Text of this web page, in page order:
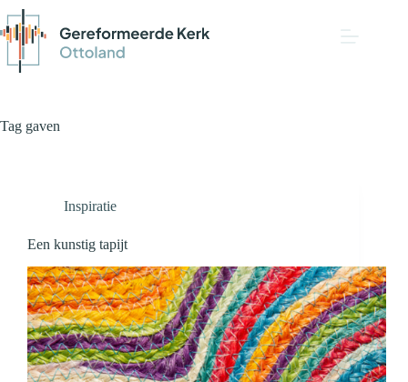
Tag gaven
Inspiratie
Een kunstig tapijt